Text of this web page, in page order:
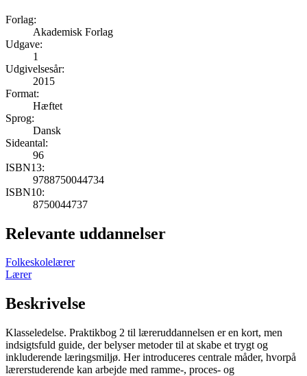
Forlag:
Akademisk Forlag
Udgave:
1
Udgivelsesår:
2015
Format:
Hæftet
Sprog:
Dansk
Sideantal:
96
ISBN13:
9788750044734
ISBN10:
8750044737
Relevante uddannelser
Folkeskolelærer
Lærer
Beskrivelse
Klasseledelse. Praktikbog 2 til læreruddannelsen er en kort, men
indsigtsfuld guide, der belyser metoder til at skabe et trygt og
inkluderende læringsmiljø. Her introduceres centrale måder, hvorpå
lærerstuderende kan arbejde med ramme-, proces- og